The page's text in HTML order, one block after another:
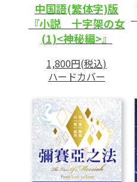
中国語(繁体字)版
『小説 十字架の女
(1)<神秘編>』
1,800円(税込)
ハードカバー